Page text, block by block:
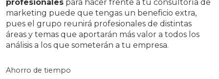
profesionales para hacer frente a tu consultoría de
marketing puede que tengas un beneficio extra,
pues el grupo reunirá profesionales de distintas
áreas y temas que aportarán más valor a todos los
análisis a los que someterán a tu empresa.
Ahorro de tiempo